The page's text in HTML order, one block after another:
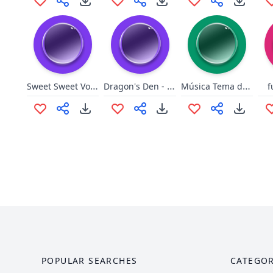
Sweet Sweet Voices Dragon's Den - I'm out Música Tema do MacGyver
POPULAR SEARCHES